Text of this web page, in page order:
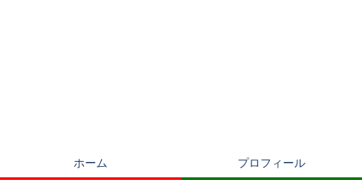
ホーム プロフィール